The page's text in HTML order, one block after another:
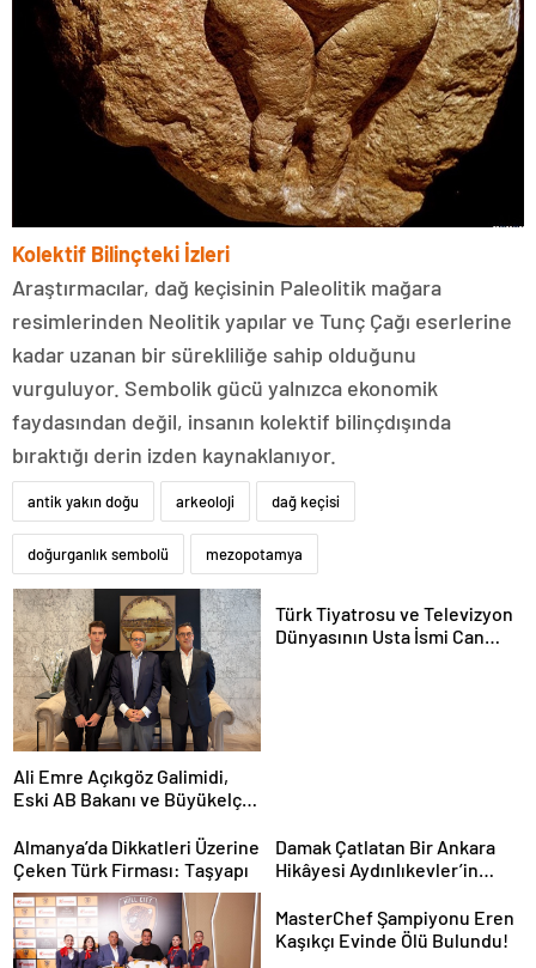
Kolektif Bilinçteki İzleri
Araştırmacılar, dağ keçisinin Paleolitik mağara
resimlerinden Neolitik yapılar ve Tunç Çağı eserlerine
kadar uzanan bir sürekliliğe sahip olduğunu
vurguluyor. Sembolik gücü yalnızca ekonomik
faydasından değil, insanın kolektif bilinçdışında
bıraktığı derin izden kaynaklanıyor.
antik yakın doğu arkeoloji dağ keçisi
doğurganlık sembolü mezopotamya
Ali Emre Açıkgöz Galimidi,
Eski AB Bakanı ve Büyükelçi
Geldi
Türk Tiyatrosu ve Televizyon
Dünyasının Usta İsmi Can
Almanya’da Dikkatleri Üzerine
Çeken Türk Firması: Taşyapı
Damak Çatlatan Bir Ankara
Hikâyesi Aydınlıkevler’in
MasterChef Şampiyonu Eren
Kaşıkçı Evinde Ölü Bulundu!